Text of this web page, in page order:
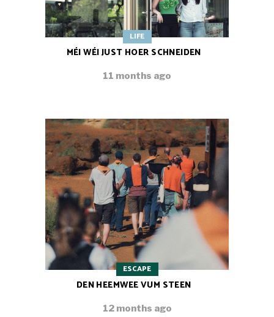
LIFE
MÉI WÉI JUST HOER SCHNEIDEN
11 months ago
ESCAPE
DEN HEEMWEE VUM STEEN
12 months ago